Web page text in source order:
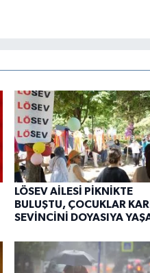
LÖSEV AİLESİ PİKNİKTE
BULUŞTU, ÇOCUKLAR
SEVİNCİNİ DOYASIYA